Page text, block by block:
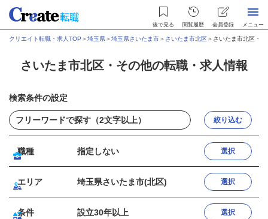
後で見る 閲覧履歴 会員登録 メニュー
クリエイト転職・求人TOP ＞埼玉県＞埼玉県さいたま市＞ さいたま市北区＞ さいたま市北区・
さいたま市北区・その他の転職・求人情報
検索条件の設定
絞り込む
職種 指定しない 選択
エリア 埼玉県さいたま市(北区) 選択
条件 設立30年以上 選択